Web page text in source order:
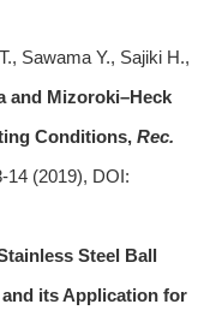
Sawama Y., Sajiki H.,
and Mizoroki–Heck
Conditions, Rec.
14 (2019), DOI:
Steel Ball
its Application for